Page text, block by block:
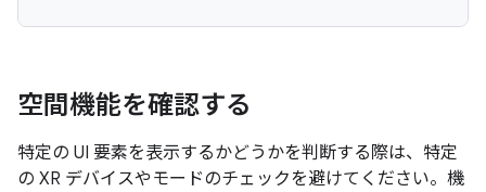
空間機能を確認する
特定の UI 要素を表示するかどうかを判断する際は、特定
の XR デバイスやモードのチェックを避けてください。機